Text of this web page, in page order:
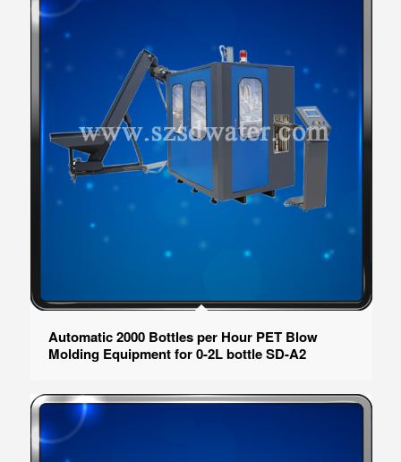
Automatic 2000 Bottles per Hour PET Blow
Molding Equipment for 0-2L bottle SD-A2